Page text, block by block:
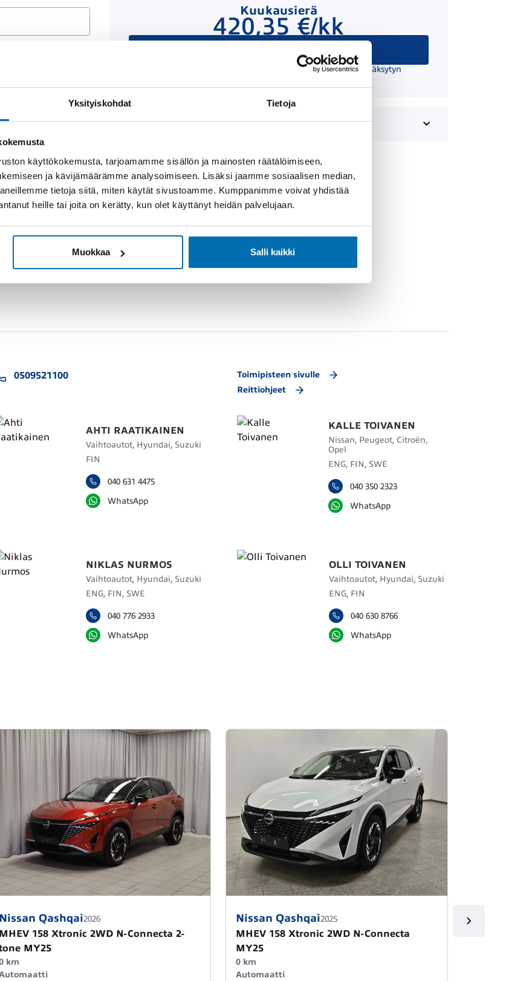
Yksityiskohdat Tietoja
käyttökokemusta, tarjoamamme sisällön ja mainosten räätälöimiseen,
ja kävijämäärämme analysoimiseen. Lisäksi jaamme sosiaalisen median,
tietoja siitä, miten käytät sivustoamme. Kumppanimme voivat yhdistää
heille tai joita on kerätty, kun olet käyttänyt heidän palvelujaan.
Muokkaa Salli kaikki
Kuukausierä
420,35 €/kk
Rahoituslaskelma on suuntaa antava ja edellyttää hyväksytyn
Näytärahoitustiedot
0509521100
Toimipisteen sivulle
Reittiohjeet
AHTI RAATIKAINEN
Vaihtoautot, Hyundai, Suzuki
FIN
040 631 4475
WhatsApp
KALLE TOIVANEN
Nissan, Peugeot, Citroën,
Opel
ENG, FIN, SWE
040 350 2323
WhatsApp
NIKLAS NURMOS
Vaihtoautot, Hyundai, Suzuki
ENG, FIN, SWE
040 776 2933
WhatsApp
OLLI TOIVANEN
Vaihtoautot, Hyundai, Suzuki
ENG, FIN
040 630 8766
WhatsApp
Nissan Qashqai2026
MHEV 158 Xtronic 2WD N-Connecta 2-
MY25
km
Nissan Qashqai2025
MHEV 158 Xtronic 2WD N-Connecta
MY25
0 km
Automaatti